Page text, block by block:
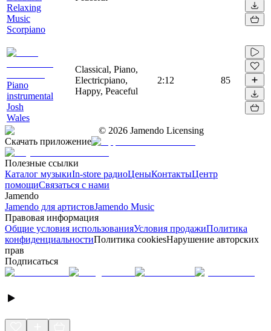
Relaxing
Music
Scorpiano
Piano
instrumental
Josh
Wales
Classical, Piano,
Electricpiano,
Happy, Peaceful
2:12 85
© 2026 Jamendo Licensing
Скачать приложение
Полезные ссылки
Каталог музыкиIn-store радиоЦеныКонтактыЦентр
помощиСвязаться с нами
Jamendo
Jamendo для артистовJamendo Music
Правовая информация
Общие условия использованияУсловия продажиПолитика
конфиденциальностиПолитика cookiesНарушение авторских
прав
Подписаться